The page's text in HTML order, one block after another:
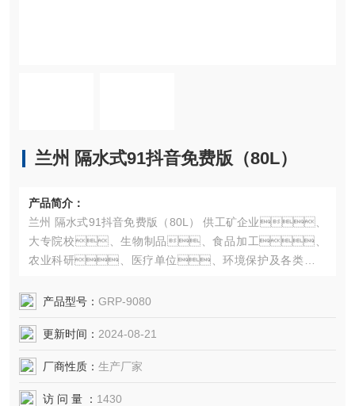
兰州 隔水式91抖音免费版（80L）
产品简介：
兰州 隔水式91抖音免费版（80L） 供工矿企业、
大专院校、生物制品、食品加工、
农业科研、医疗单位、环境保护及各类实验
恒温试验、环境试验，培养基、血
产品型号： GRP-9080
更新时间： 2024-08-21
厂商性质： 生产厂家
访 问 量 ： 1430